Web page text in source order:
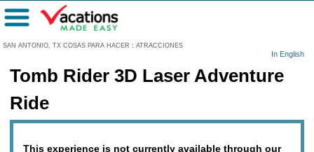
SAN ANTONIO, TX COSAS PARA HACER : ATRACCIONES
In English
Menú
Tomb Rider 3D Laser Adventure
Ride
This experience is not currently available through our